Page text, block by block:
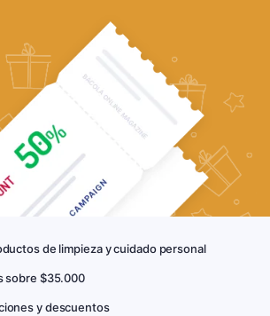
de limpieza y cuidado personal
sobre $35.000
y descuentos